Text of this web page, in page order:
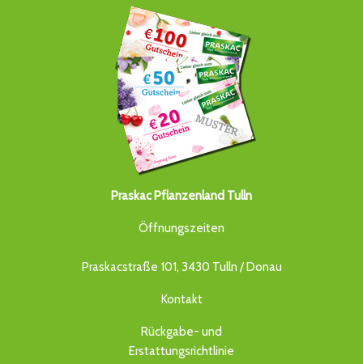
Praskac Pflanzenland Tulln
Öffnungszeiten
Praskacstraße 101, 3430 Tulln / Donau
Kontakt
Rückgabe- und
Erstattungsrichtlinie